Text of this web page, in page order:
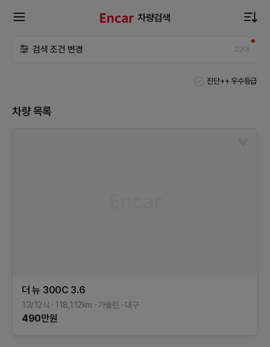
차량검색
검색 조건 변경 22대
진단++ 우수등급
차량 목록
더 뉴 300C 3.6
13/12식 118,112km 가솔린 대구
490만원